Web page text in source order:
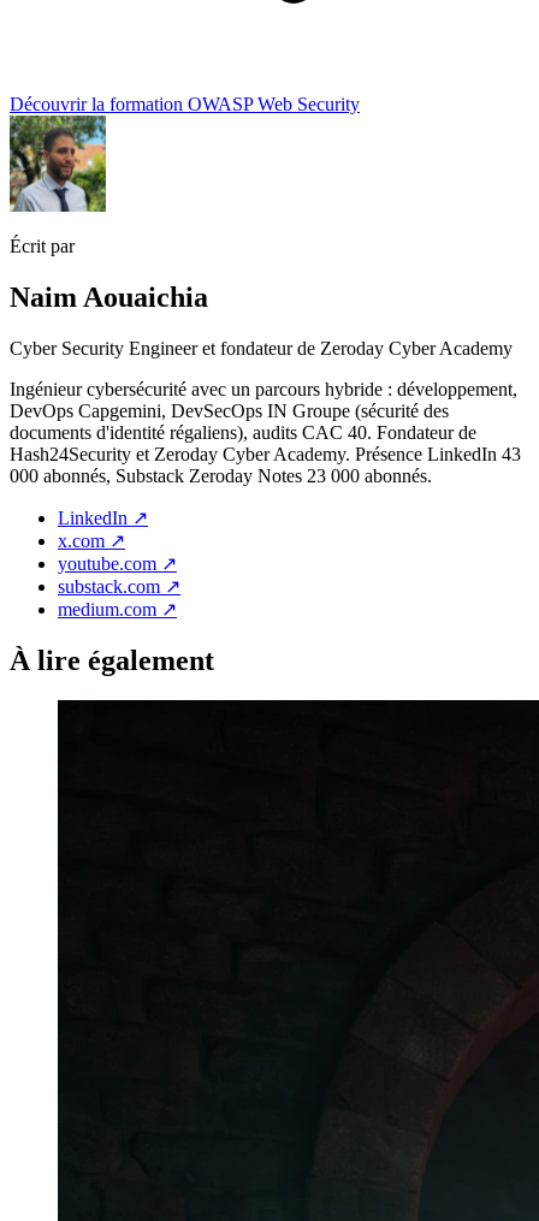
Découvrir la formation OWASP Web Security
Écrit par
Naim Aouaichia
Cyber Security Engineer et fondateur de Zeroday Cyber Academy
Ingénieur cybersécurité avec un parcours hybride : développement,
DevOps Capgemini, DevSecOps IN Groupe (sécurité des
documents d'identité régaliens), audits CAC 40. Fondateur de
Hash24Security et Zeroday Cyber Academy. Présence LinkedIn 43
000 abonnés, Substack Zeroday Notes 23 000 abonnés.
LinkedIn ↗
x.com ↗
youtube.com ↗
substack.com ↗
medium.com ↗
À lire également